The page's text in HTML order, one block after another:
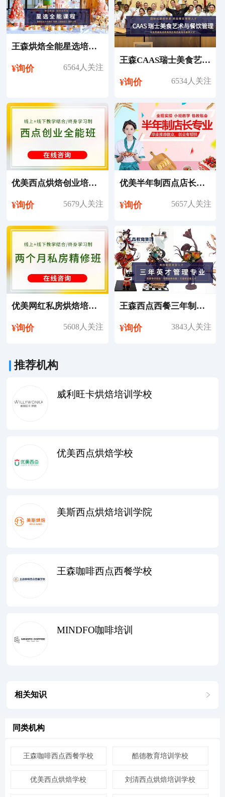
王森烘焙全能星选培训课程
¥询价 6564人关注
王森CAAS瑞士美食艺术与餐饮管理专业留学
¥询价 6534人关注
优美西点烘焙创业培训课程
¥询价 5679人关注
优美半年制西点店长培训课程
¥询价 5657人关注
优美网红私房烘焙培训课程
¥询价 5608人关注
王森西点西餐三年制英才管理专业培训课程
¥询价 3843人关注
推荐机构
威利旺卡烘焙培训学校
优美西点烘焙学校
美斯西点烘焙培训学院
王森咖啡西点西餐学校
MINDFO咖啡培训
相关知识
同类机构
王森咖啡西点西餐学校 酷德教育培训学校
优美西点烘焙学校 刘清西点烘焙培训学校